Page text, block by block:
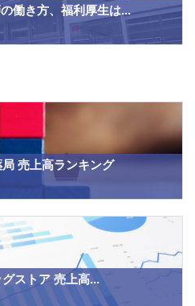
働き方、福利厚生は...
売上高ランキング
グストア 売上高...